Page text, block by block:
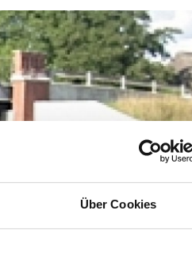
Über Cookies